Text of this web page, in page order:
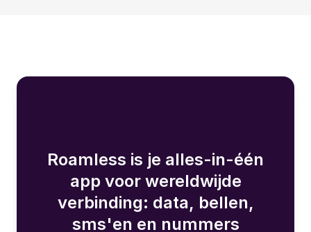
Roamless is je alles-in-één
app voor wereldwijde
verbinding: data, bellen,
sms'en en nummers